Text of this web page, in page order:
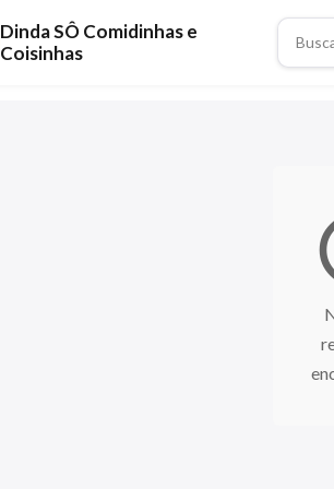
Dinda SÔ Comidinhas e
Coisinhas